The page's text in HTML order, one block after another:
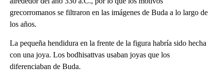
grecorromanos se filtraron en las imágenes de Buda a lo largo de
los años.
La pequeña hendidura en la frente de la figura habría sido hecha
con una joya. Los bodhisattvas usaban joyas que los
diferenciaban de Buda.